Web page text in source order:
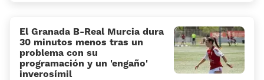
El Granada B-Real Murcia dura
30 minutos menos tras un
problema con su
programación y un 'engaño'
inverosímil